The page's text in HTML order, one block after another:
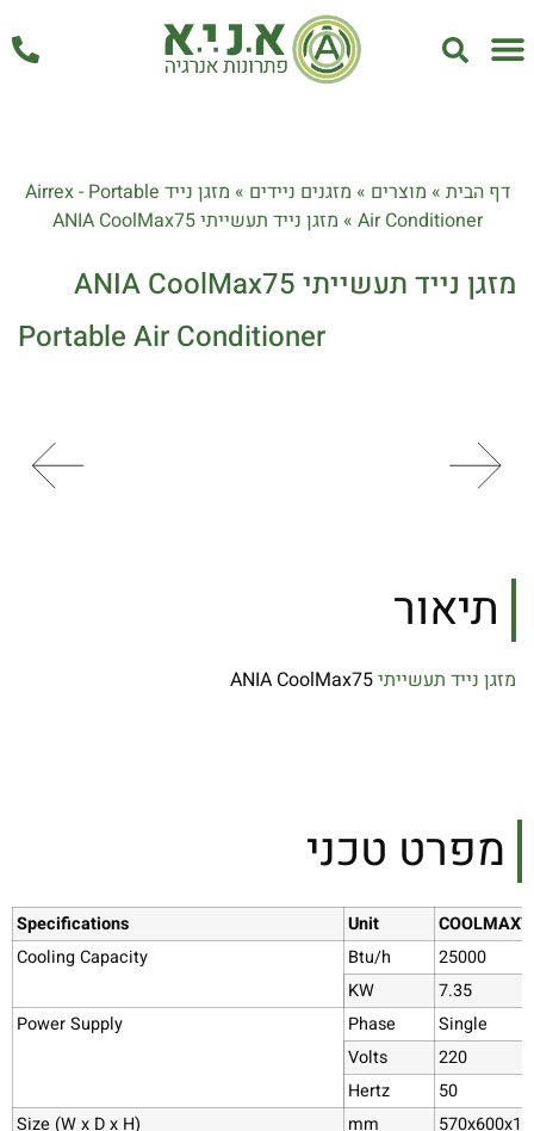
דף הבית » מוצרים » מזגנים ניידים »
מזגן נייד Airrex - Portable
Air Conditioner
» מזגן נייד תעשייתי ANIA CoolMax75
מזגן נייד תעשייתי ANIA CoolMax75
Portable Air Conditioner
תיאור
מזגן נייד תעשייתי
מפרט טכני
Specifications Unit
Cooling Capacity
Btu/h
25000
KW
7.35
Power Supply
Phase
Single
Volts
220
Hertz
50
Size (W x D x H)
mm